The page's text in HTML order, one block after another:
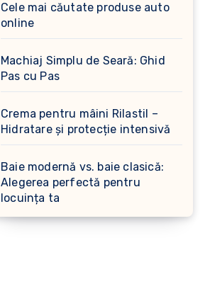
Cele mai căutate produse auto
online
Machiaj Simplu de Seară: Ghid
Pas cu Pas
Crema pentru mâini Rilastil –
Hidratare și protecție intensivă
Baie modernă vs. baie clasică:
Alegerea perfectă pentru
locuința ta